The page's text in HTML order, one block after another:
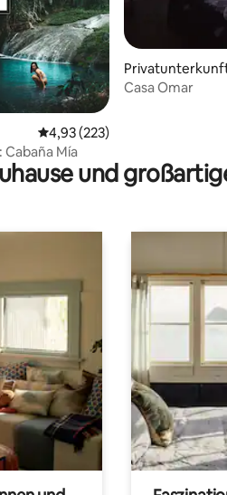
5, 181 Bewertungen
Durchschnittliche Bewertung:
4,93 (223)
Cabaña Mía
Casa Omar
und